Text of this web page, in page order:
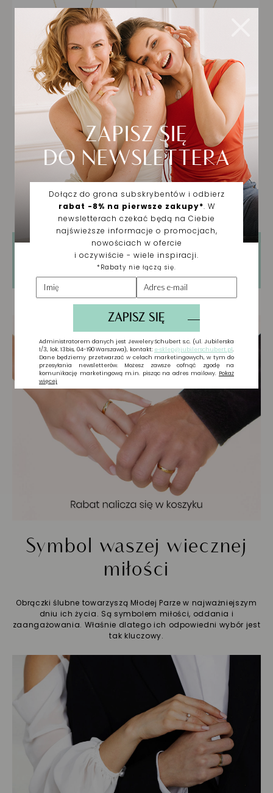
Tylko zarejestrowani użytkownicy mogą
pisać Recenzje. ProszęZaloguj sięlub
konto
Symbol waszej wiecznej
miłości
Obrączki ślubne towarzyszą Młodej Parze w najważniejszym
dniu ich życia. Są symbolem miłości, oddania i
zaangażowania. Właśnie dlatego ich odpowiedni wybór jest
tak kluczowy.